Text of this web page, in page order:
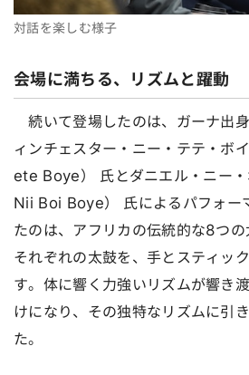
対話を楽しむ様子
会場に満ちる、リズムと躍動
続いて登場したのは、ガーナ出
ィンチェスター・ニー・テテ・
ete Boye） 氏とダニエル・ニー
Nii Boi Boye） 氏によるパフォー
たのは、アフリカの伝統的な8つ
それぞれの太鼓を、手とスティッ
す。体に響く力強いリズムが響き
けになり、その独特なリズムに引
た。